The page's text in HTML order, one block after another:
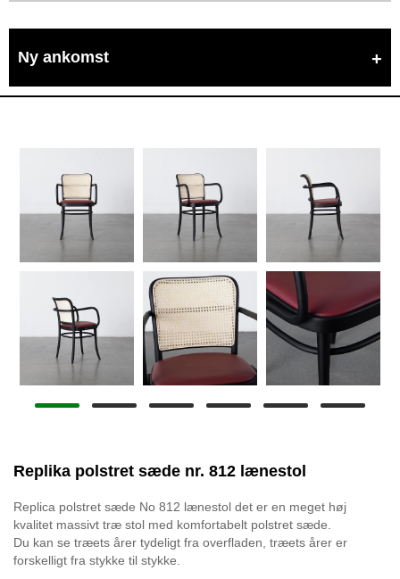
Ny ankomst
Replika polstret sæde nr. 812 lænestol
Replica polstret sæde No 812 lænestol det er en meget høj
kvalitet massivt træ stol med komfortabelt polstret sæde.
Du kan se træets årer tydeligt fra overfladen, træets årer er
forskelligt fra stykke til stykke.